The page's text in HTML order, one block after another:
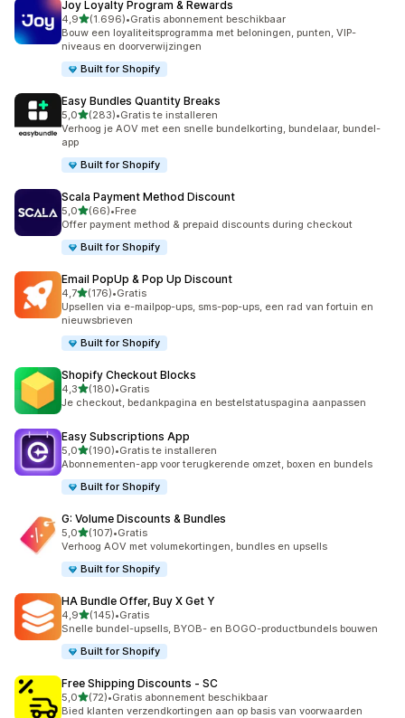
Joy Loyalty Program & Rewards
4,9van 5 sterren
(1.696)
1696 recensies in totaal
•Gratis abonnement beschikbaar
Bouw een loyaliteitsprogramma met beloningen, punten, VIP-
niveaus en doorverwijzingen
Built for Shopify
Easy Bundles Quantity Breaks
5,0van 5 sterren
(283)
283 recensies in totaal
•Gratis te installeren
Verhoog je AOV met een snelle bundelkorting, bundelaar, bundel-
app
Built for Shopify
Scala Payment Method Discount
5,0van 5 sterren
(66)
66 recensies in totaal
•Free
Offer payment method & prepaid discounts during checkout
Built for Shopify
Email PopUp & Pop Up Discount
4,7van 5 sterren
(176)
176 recensies in totaal
•Gratis
Upsellen via e-mailpop-ups, sms-pop-ups, een rad van fortuin en
nieuwsbrieven
Built for Shopify
Shopify Checkout Blocks
4,3van 5 sterren
(180)
180 recensies in totaal
•Gratis
Je checkout, bedankpagina en bestelstatuspagina aanpassen
Easy Subscriptions App
5,0van 5 sterren
(190)
190 recensies in totaal
•Gratis te installeren
Abonnementen-app voor terugkerende omzet, boxen en bundels
Built for Shopify
G: Volume Discounts & Bundles
5,0van 5 sterren
(107)
107 recensies in totaal
•Gratis
Verhoog AOV met volumekortingen, bundles en upsells
Built for Shopify
HA Bundle Offer, Buy X Get Y
4,9van 5 sterren
(145)
145 recensies in totaal
•Gratis
Snelle bundel-upsells, BYOB- en BOGO-productbundels bouwen
Built for Shopify
Free Shipping Discounts ‑ SC
5,0van 5 sterren
(72)
72 recensies in totaal
•Gratis abonnement beschikbaar
Bied klanten verzendkortingen aan op basis van voorwaarden